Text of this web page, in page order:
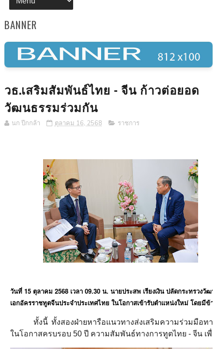
BANNER
วธ.เสริมสัมพันธ์ไทย - จีน ก้าวต่อยอด
วัฒนธรรมร่วมกัน
นก ปีกกล้า ตุลาคม 16, 2568 ราชการ
วันที่15 ตุลาคม 2568 เวลา09.30 น. นายประสพ เรียงเงิน ปลัดกระทรวงวัฒ
เอกอัครราชทูตจีนประจำประเทศไทย ในโอกาสเข้ารับตำแหน่งใหม่ โดยมีข้า
ทั้งนี้ ทั้งสองฝ่ายหารือแนวทางส่งเสริมความร่วมมือท
ในโอกาสครบรอบ 50 ปี ความสัมพันธ์ทางการทูตไทย - จีน เ